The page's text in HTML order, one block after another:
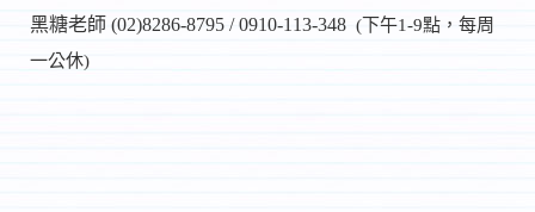
黑糖老師 (02)8286-8795 /0910-113-348 (下午1-9點，每周
一公休)